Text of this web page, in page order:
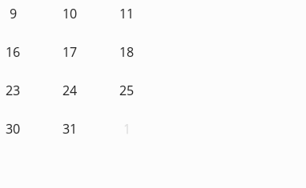
9 10 11
16 17 18
23 24 25
30 31 1